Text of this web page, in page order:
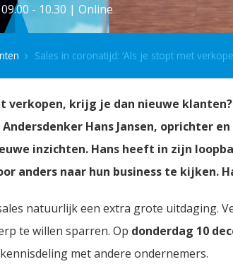
- 10.30 | Online
Sales in coronatijd: ‘Als je stopt met
verkopen, krijg je dan nieuwe klanten?
Hans Jansen, oprichter
inzichten. Hans heeft in zijn
anders naar hun business te kijken.
natuurlijk een extra grote uitdaging.
te willen sparren. Op donderdag 10
met andere ondernemers.